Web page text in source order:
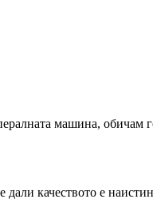
машина, обичам
качеството е